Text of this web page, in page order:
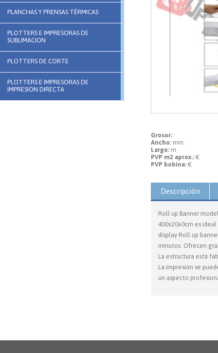
PLANCHAS Y PRENSAS TÉRMICAS
PLOTTERS E IMPRESORAS DE
SUBLIMACION
PLOTTERS DE CORTE
PLOTTERS E IMPRESORAS DE
IMPRESION DIRECTA
Grosor:
Ancho: mm.
Largo: m.
PVP m2 aprox.: €
PVP bobina: €
Descripción
Roll up Banner
400x2060cm es
display Roll up
minutos. Ofrecen
La estructura está
La impresión se
un aspecto